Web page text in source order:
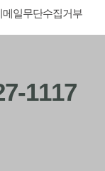
메일무단수집거부
1117